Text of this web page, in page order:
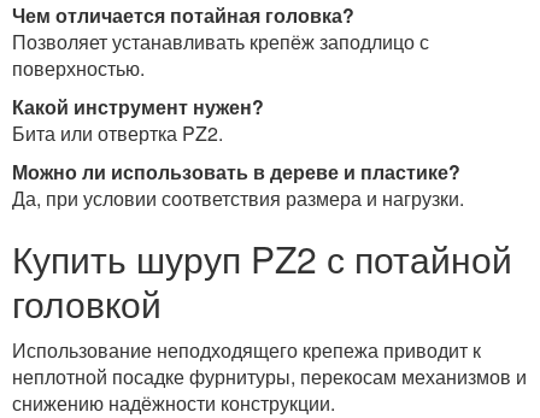
Чем отличается потайная головка?
Позволяет устанавливать крепёж заподлицо с
поверхностью.
Какой инструмент нужен?
Бита или отвертка PZ2.
Можно ли использовать в дереве и пластике?
Да, при условии соответствия размера и нагрузки.
Купить шуруп PZ2 с потайной
головкой
Использование неподходящего крепежа приводит к
неплотной посадке фурнитуры, перекосам механизмов и
снижению надёжности конструкции.